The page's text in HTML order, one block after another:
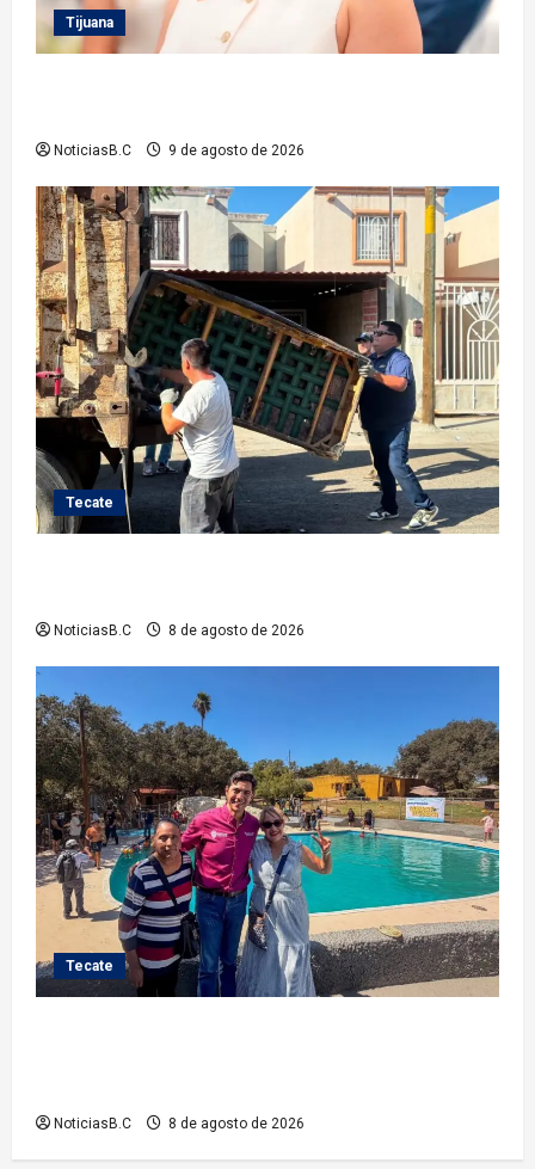
Tijuana
NoticiasB.C 9 de agosto de 2026
Tecate
NoticiasB.C 8 de agosto de 2026
Tecate
NoticiasB.C 8 de agosto de 2026